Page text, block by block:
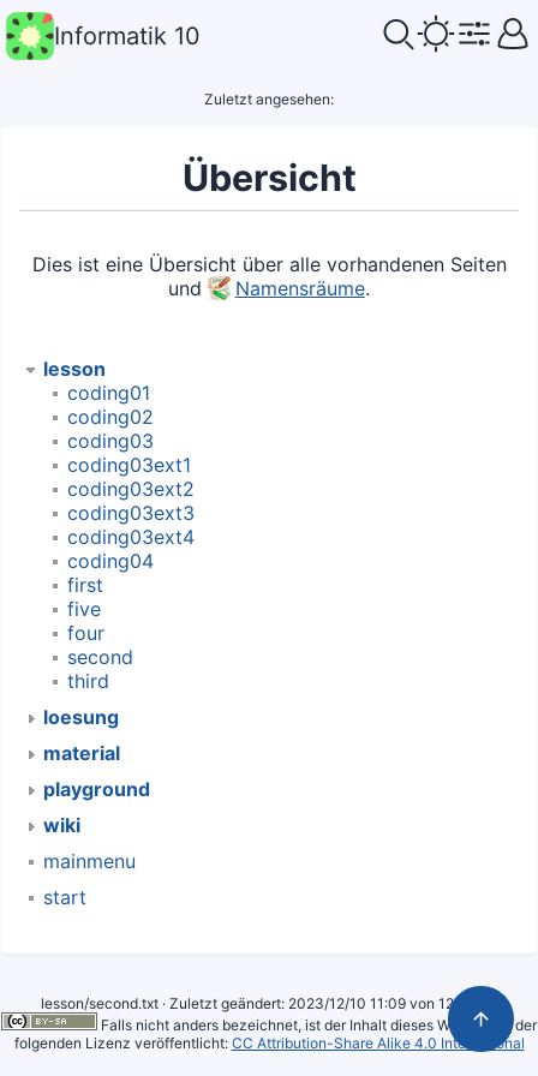
Informatik 10
Zuletzt angesehen:
Übersicht
Dies ist eine Übersicht über alle vorhandenen Seiten
und
Namensräume.
lesson
coding01
coding02
coding03
coding03ext1
coding03ext2
coding03ext3
coding03ext4
coding04
first
five
four
second
third
loesung
material
playground
wiki
mainmenu
start
lesson/second.txt · Zuletzt geändert: 2023/12/10 11:09 von 127.0.0.1
Falls nicht anders bezeichnet, ist der Inhalt dieses Wikis unter der
folgenden Lizenz veröffentlicht: CC Attribution-Share Alike 4.0 International